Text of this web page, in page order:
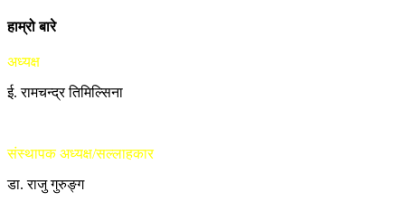
हाम्रो बारे
अध्यक्ष
ई. रामचन्द्र तिमिल्सिना
संस्थापक अध्यक्ष/सल्लाहकार
डा. राजु गुरुङ्ग